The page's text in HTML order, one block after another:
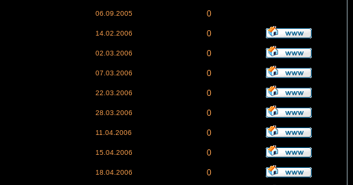
06.09.2005 0
14.02.2006 0
02.03.2006 0
07.03.2006 0
22.03.2006 0
28.03.2006 0
11.04.2006 0
15.04.2006 0
18.04.2006 0